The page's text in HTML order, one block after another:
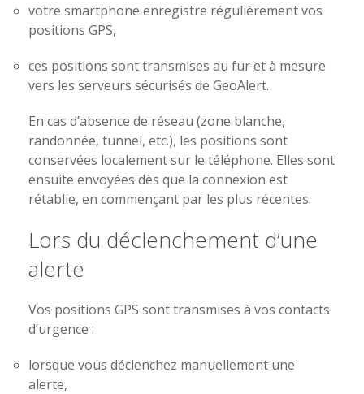
votre smartphone enregistre régulièrement vos
positions GPS,
ces positions sont transmises au fur et à mesure
vers les serveurs sécurisés de GeoAlert.
En cas d’absence de réseau (zone blanche,
randonnée, tunnel, etc.), les positions sont
conservées localement sur le téléphone. Elles sont
ensuite envoyées dès que la connexion est
rétablie, en commençant par les plus récentes.
Lors du déclenchement d’une
alerte
Vos positions GPS sont transmises à vos contacts
d’urgence :
lorsque vous déclenchez manuellement une
alerte,